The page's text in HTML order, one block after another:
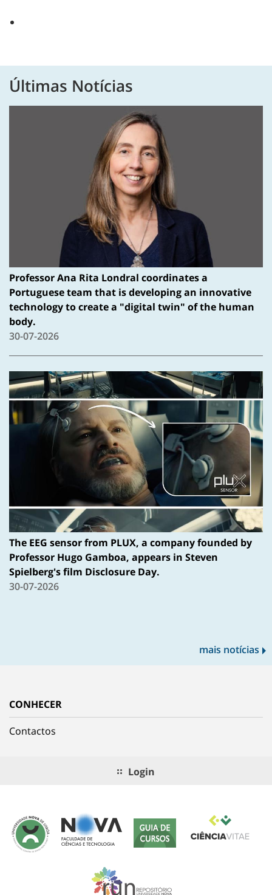
Últimas Notícias
Professor Ana Rita Londral coordinates a
Portuguese team that is developing an innovative
technology to create a "digital twin" of the human
body.
30-07-2026
The EEG sensor from PLUX, a company founded by
Professor Hugo Gamboa, appears in Steven
Spielberg's film Disclosure Day.
30-07-2026
mais notícias
CONHECER
Contactos
Login